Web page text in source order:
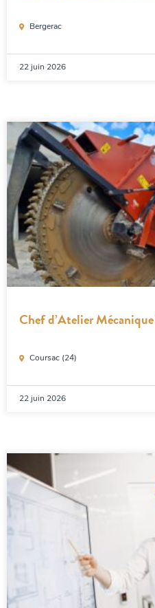
Bergerac
22 juin 2026
Chef d’Atelier
Coursac (24)
22 juin 2026